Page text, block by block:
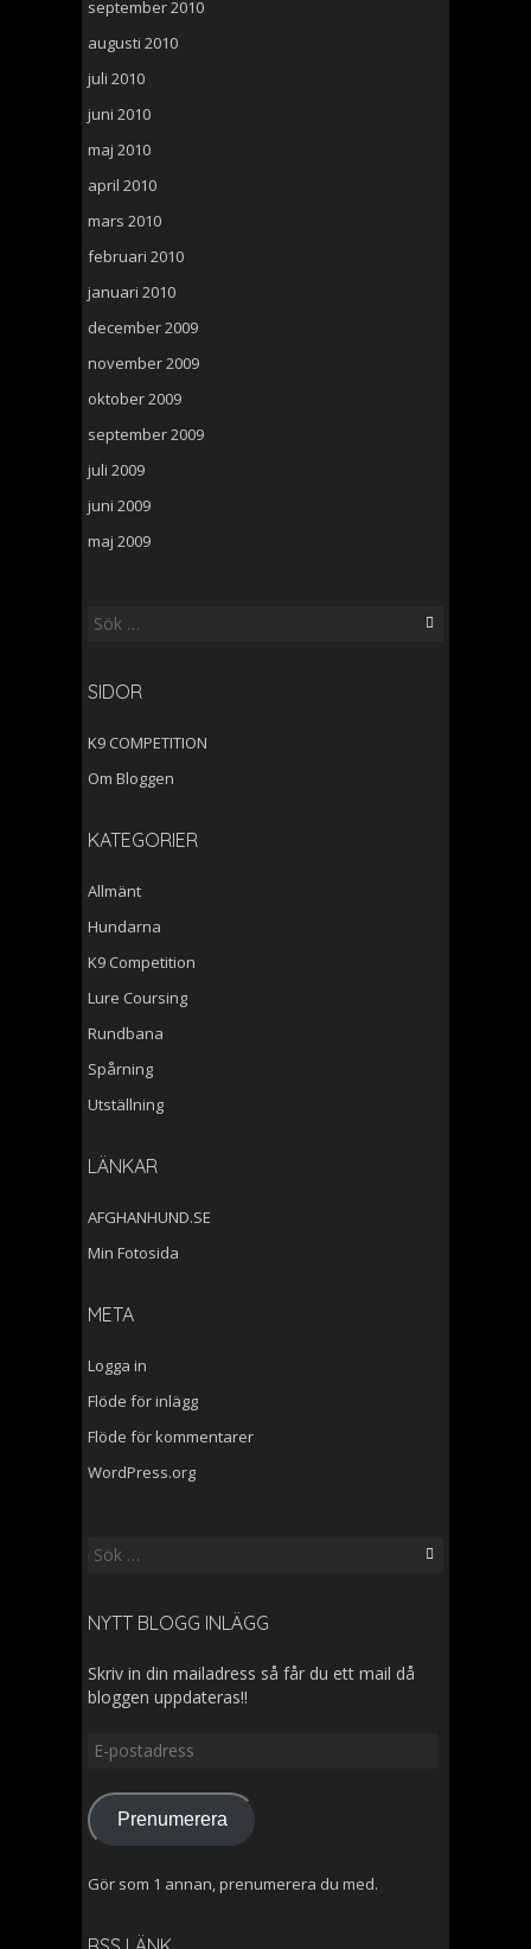
september 2010
augusti 2010
juli 2010
juni 2010
maj 2010
april 2010
mars 2010
februari 2010
januari 2010
december 2009
november 2009
oktober 2009
september 2009
juli 2009
juni 2009
maj 2009
Sök
SIDOR
K9 COMPETITION
Om Bloggen
KATEGORIER
Allmänt
Hundarna
K9 Competition
Lure Coursing
Rundbana
Spårning
Utställning
LÄNKAR
AFGHANHUND.SE
Min Fotosida
META
Logga in
Flöde för inlägg
Flöde för kommentarer
WordPress.org
Sök
NYTT BLOGG INLÄGG
Skriv in din mailadress så får du ett mail då
bloggen uppdateras!!
E-
Prenumerera
Gör som 1 annan, prenumerera du med.